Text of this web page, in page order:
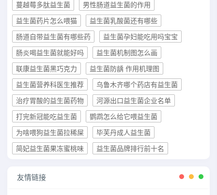
蔓越莓多肽益生菌
男性肠道益生菌的作用
益生菌药片怎么喂猫
益生菌乳酸菌还有哪些
肠道自带益生菌有哪些药
益生菌孕妇能吃用吗宝宝
肠炎喝益生菌就能好吗
益生菌机制图怎么画
联康益生菌黑巧克力
益生菌防龋 作用机理图
益生菌营养科医生推荐
乌鲁木齐哪个药店有益生菌
治疗胃酸的益生菌药物
河源出口益生菌企业名单
打完新冠能吃益生菌
鹦鹉怎么给它喂益生菌
为啥喂狗益生菌拉稀屎
毕芙丹成人益生菌
简妃益生菌果冻蜜桃味
益生菌品牌排行前十名
友情链接